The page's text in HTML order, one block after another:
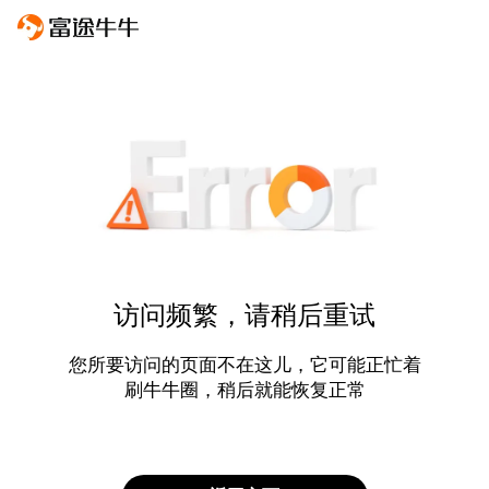
访问频繁，请稍后重试
您所要访问的页面不在这儿，它可能正忙着
刷牛牛圈，稍后就能恢复正常